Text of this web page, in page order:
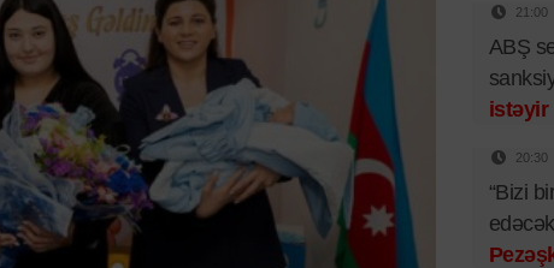
21:00
ABŞ
istəyir
20:30
“Bizi